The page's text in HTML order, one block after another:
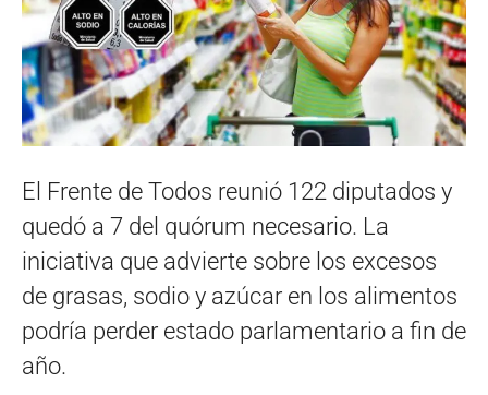
El Frente de Todos reunió 122 diputados y
quedó a 7 del quórum necesario. La
iniciativa que advierte sobre los excesos
de grasas, sodio y azúcar en los alimentos
podría perder estado parlamentario a fin de
año.